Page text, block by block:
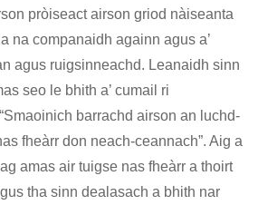
pròiseact airson griod nàiseanta
na companaidh againn agus a’
agus ruigsinneachd. Leanaidh sinn
seo le bhith a’ cumail ri
barrachd airson an luchd-
fheàrr don neach-ceannach”. Aig a
amas air tuigse nas fheàrr a thoirt
tha sinn dealasach a bhith nar